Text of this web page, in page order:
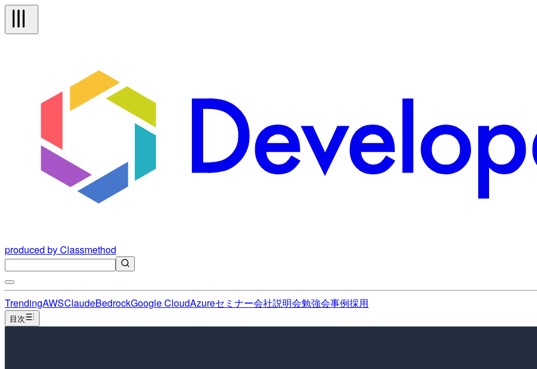
produced by Classmethod
TrendingAWSClaudeBedrockGoogle CloudAzureセミナー会社説明会勉強会事例採用
目次